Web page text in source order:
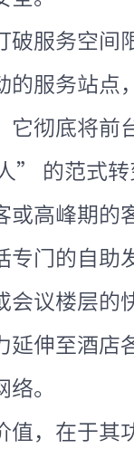
破服务空间
的服务站点
它彻底将
” 的范式转
或高峰期的
专门的自助
会议楼层的
延伸至酒店
。
值，在于其